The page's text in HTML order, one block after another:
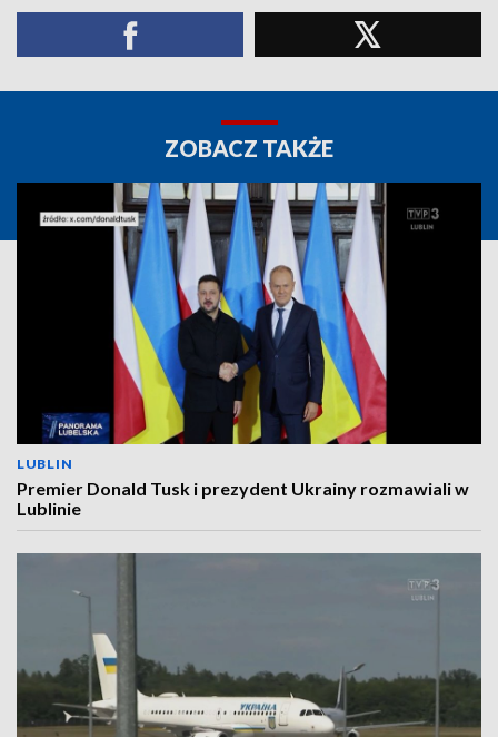
ZOBACZ TAKŻE
LUBLIN
Premier Donald Tusk i prezydent Ukrainy rozmawiali w
Lublinie